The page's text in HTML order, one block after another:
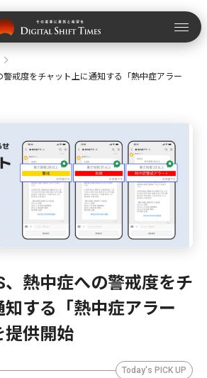
警戒度をチャット上に通知する「熱中症アラー
、熱中症への警戒度をチ
知する「熱中症アラー
提供開始
Today's PICK UP